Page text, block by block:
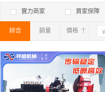
實力商家 買家保障
綜合 銷量 價格